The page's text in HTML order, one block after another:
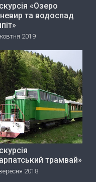
«Озеро
та водоспад
2019
трамвай»
2018